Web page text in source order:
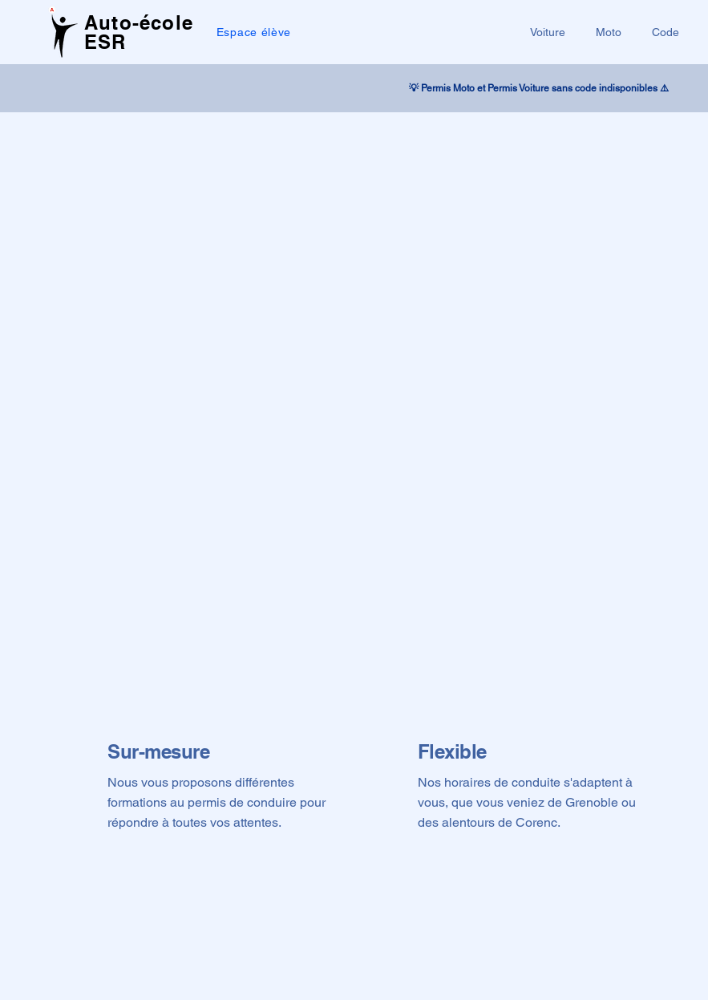
Auto-école
ESR
Espace élève Voiture Moto Code
💡 Permis Moto et Permis Voiture sans code indisponibles ⚠️
Sur-mesure
Nous vous proposons différentes
formations au permis de conduire pour
répondre à toutes vos attentes.
Flexible
Nos horaires de conduite s'adaptent à
vous, que vous veniez de Grenoble ou
des alentours de Corenc.